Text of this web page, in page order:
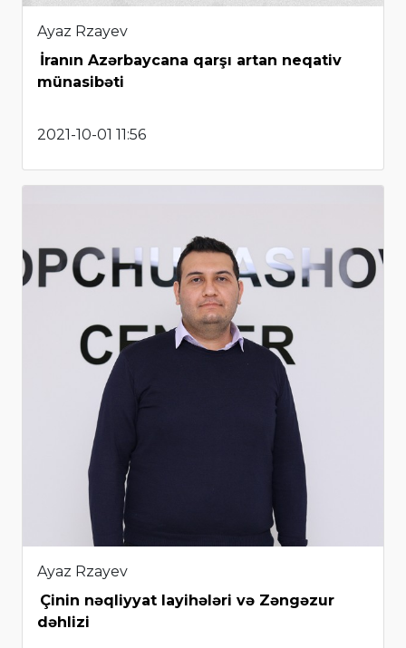
Ayaz Rzayev
İranın Azərbaycana qarşı artan neqativ
münasibəti
2021-10-01 11:56
Ayaz Rzayev
Çinin nəqliyyat layihələri və Zəngəzur
dəhlizi